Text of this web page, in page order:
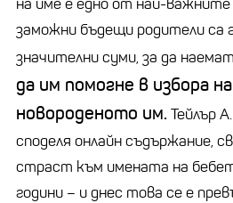
на име е едно от най-
заможни бъдещи родители са
значителни суми, за да
да им помогне в избора
новороденото им. Тейлър
споделя онлайн съдържание,
страст към имената на
години – и днес това се е